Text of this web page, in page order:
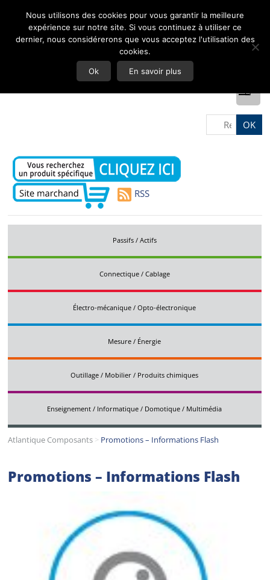
RSS
Passifs / Actifs
Connectique / Cablage
Électro-mécanique / Opto-électronique
Mesure / Énergie
Outillage / Mobilier / Produits chimiques
Enseignement / Informatique / Domotique / Multimédia
Atlantique Composants > Promotions – Informations Flash
Promotions – Informations Flash
Nous utilisons des cookies pour vous garantir la meilleure
expérience sur notre site. Si vous continuez à utiliser ce
dernier, nous considérerons que vous acceptez l'utilisation des
cookies.
Ok En savoir plus